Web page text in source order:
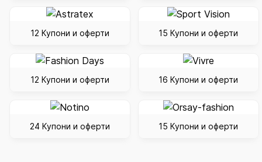
12 Купони и оферти 15 Купони и оферти
12 Купони и оферти 16 Купони и оферти
24 Купони и оферти 15 Купони и оферти